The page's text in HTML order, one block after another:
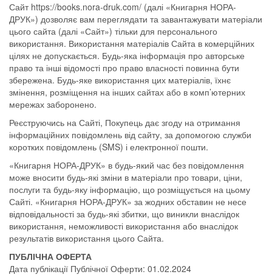
Сайт https://books.nora-druk.com/ (далі «Книгарня НОРА-
ДРУК») дозволяє вам переглядати та завантажувати матеріали
цього сайта (далі «Сайт») тільки для персонального
використання. Використання матеріалів Сайта в комерційних
цілях не допускається. Будь-яка інформація про авторське
право та інші відомості про право власності повинна бути
збережена. Будь-яке використання цих матеріалів, їхнє
змінення, розміщення на інших сайтах або в комп’ютерних
мережах заборонено.
Реєструючись на Сайті, Покупець дає згоду на отримання
інформаційних повідомлень від сайту, за допомогою служби
коротких повідомлень (SMS) і електронної пошти.
«Книгарня НОРА-ДРУК» в будь-який час без повідомлення
може вносити будь-які зміни в матеріали про товари, ціни,
послуги та будь-яку інформацію, що розміщується на цьому
Сайті. «Книгарня НОРА-ДРУК» за жодних обставин не несе
відповідальності за будь-які збитки, що виникли внаслідок
використання, неможливості використання або внаслідок
результатів використання цього Сайта.
ПУБЛІЧНА ОФЕРТА
Дата публікації Публічної Оферти: 01.02.2024